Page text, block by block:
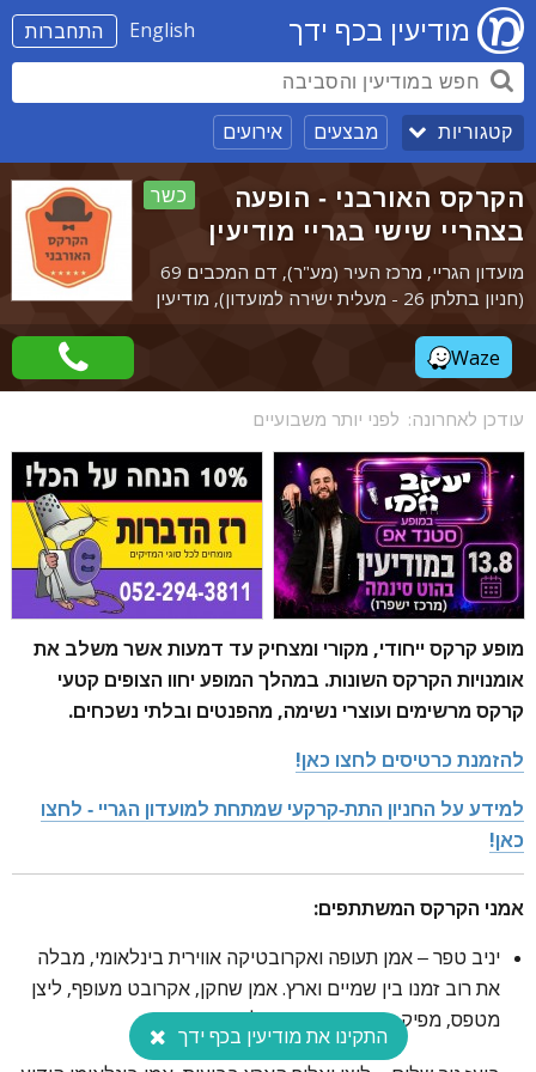
התחברות English מודיעין בכף ידך
קטגוריות מבצעים אירועים
כשר
הקרקס האורבני - הופעה
בצהריי שישי בגריי מודיעין
מועדון הגריי, מרכז העיר (מע"ר), דם המכבים 69
(חניון בתלתן 26 - מעלית ישירה למועדון), מודיעין
Waze
עודכן לאחרונה: לפני יותר משבועיים
מופע קרקס ייחודי, מקורי ומצחיק עד דמעות אשר משלב את
אומנויות הקרקס השונות. במהלך המופע יחוו הצופים קטעי
קרקס מרשימים ועוצרי נשימה, מהפנטים ובלתי נשכחים.
להזמנת כרטיסים לחצו כאן!
למידע על החניון התת-קרקעי שמתחת למועדון הגריי - לחצו
כאן!
אמני הקרקס המשתתפים:
יניב טפר – אמן תעופה ואקרובטיקה אווירית בינלאומי, מבלה
את רוב זמנו בין שמיים וארץ. אמן שחקן, אקרובט מעופף, ליצן
מטפס, מפיק ויועץ תעופה מדופלם.
התקינו את מודיעין בכף ידך